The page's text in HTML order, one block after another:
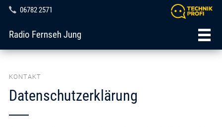
06782 2571
Radio Fernseh Jung
KONTAKT
Datenschutzerklärung